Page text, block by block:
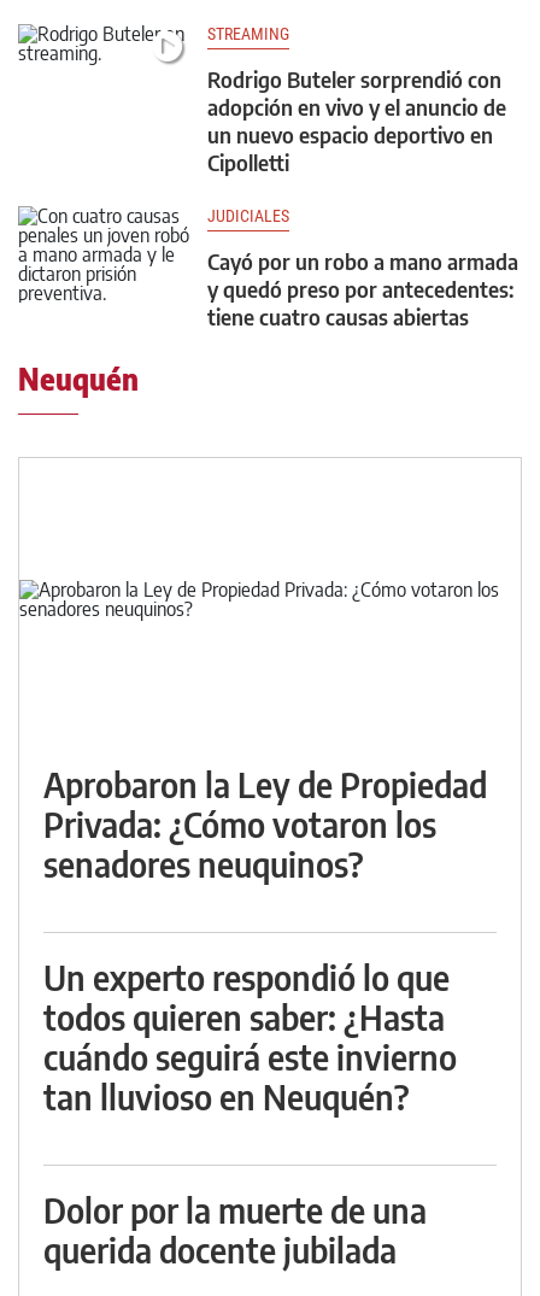
STREAMING
Rodrigo Buteler sorprendió con
adopción en vivo y el anuncio de
un nuevo espacio deportivo en
Cipolletti
JUDICIALES
Cayó por un robo a mano armada
y quedó preso por antecedentes:
tiene cuatro causas abiertas
Neuquén
Aprobaron la Ley de Propiedad
Privada: ¿Cómo votaron los
senadores neuquinos?
Un experto respondió lo que
todos quieren saber: ¿Hasta
cuándo seguirá este invierno
tan lluvioso en Neuquén?
Dolor por la muerte de una
querida docente jubilada